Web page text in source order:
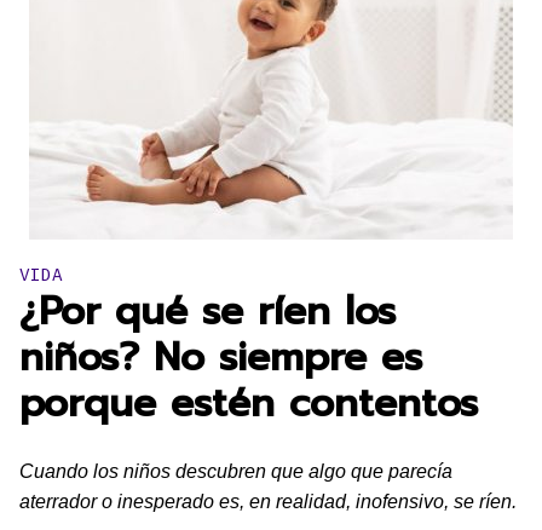
Publicado en:
VIDA
¿Por qué se ríen los
niños? No siempre es
porque estén contentos
Cuando los niños descubren que algo que parecía
aterrador o inesperado es, en realidad, inofensivo, se ríen.